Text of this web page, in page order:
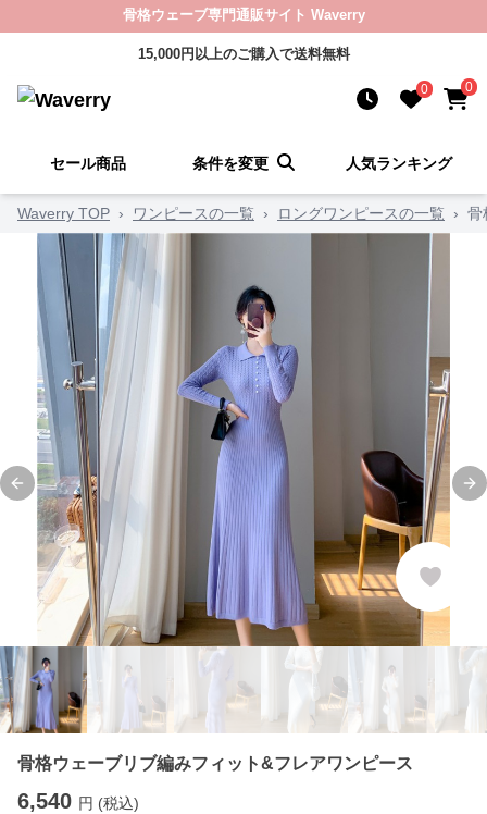
骨格ウェーブ専門通販サイト Waverry
15,000円以上のご購入で送料無料
0 0
セール商品 条件を変更 人気ランキング
Waverry TOP › ワンピースの一覧 › ロングワンピースの一覧 › 骨
Previous slide
骨格ウェーブリブ編みフィット&フレアワンピース
6,540 円 (税込)